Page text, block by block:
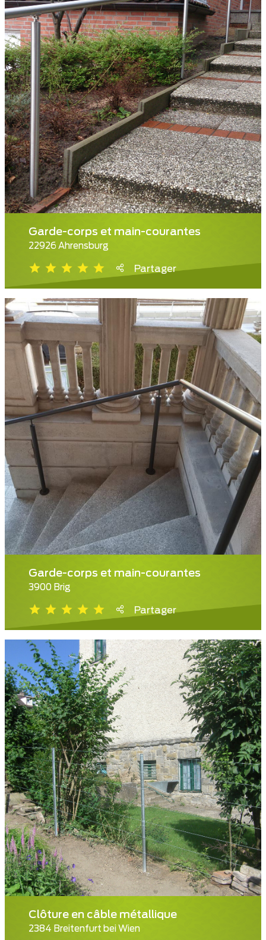
Garde-corps et main-courantes
22926 Ahrensburg
Partager
Garde-corps et main-courantes
3900 Brig
Partager
Clôture en câble métallique
2384 Breitenfurt bei Wien